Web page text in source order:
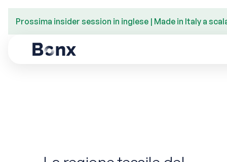
Prossima insider session in inglese | Made in Italy a